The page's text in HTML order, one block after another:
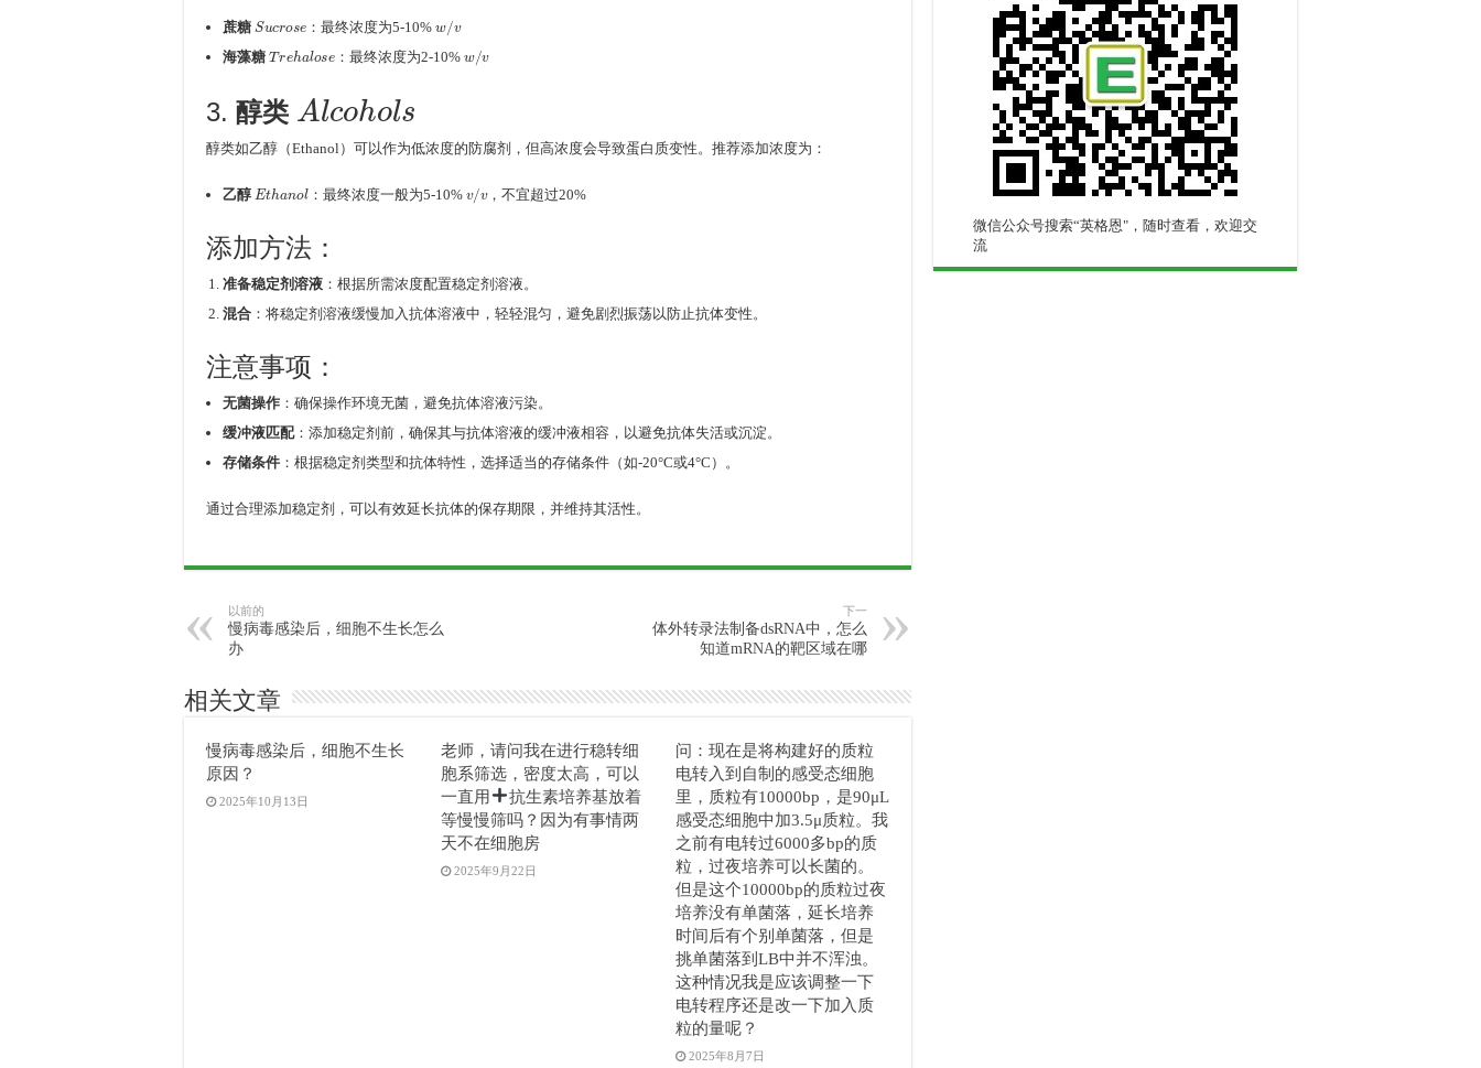
蔗糖 Su ：最终浓度为5-10% v
海藻糖 Tr h o ：最终浓度为2-10% v
3. 醇类
A lc oh o
醇类如乙醇（Ethanol）可以作为低浓度的防腐剂，但高浓度会导致蛋白质变性。推荐添加浓度为：
乙醇 Eth ：最终浓度一般为5-10% v ，不宜超过20%
添加方法：
准备稳定剂溶液 ：根据所需浓度配置稳定剂溶液。
混合 ：将稳定剂溶液缓慢加入抗体溶液中，轻轻混匀，避免剧烈振荡以防止抗体变性。
注意事项：
无菌操作 ：确保操作环境无菌，避免抗体溶液污染。
缓冲液匹配：添加稳定剂前，确保其与抗体溶液的缓冲液相容，以避免抗体失活或沉淀。
存储条件 ：根据稳定剂类型和抗体特性，选择适当的存储条件（如-20°C或4°C）。
通过合理添加稳定剂，可以有效延长抗体的保存期限，并维持其活性。
以前的
慢病毒感染后，细胞不生长怎么
办
下一
体外转录法制备dsRNA中，怎么
知道mRNA的靶区域在哪
相关文章
慢病毒感染后，细胞不生长
原因？
2025年10月13日
老师，请问我在进行稳转细
胞系筛选，密度太高，可以
一直用
抗生素培养基放着
等慢慢筛吗？因为有事情两
天不在细胞房
2025年9月22日
问：现在是将构建好的质粒
电转入到自制的感受态细胞
里，质粒有10000bp，是90μL
感受态细胞中加3.5μ质粒。我
之前有电转过6000多bp的质
粒，过夜培养可以长菌的。
但是这个10000bp的质粒过夜
培养没有单菌落，延长培养
时间后有个别单菌落，但是
挑单菌落到LB中并不浑浊。
这种情况我是应该调整一下
电转程序还是改一下加入质
粒的量呢？
2025年8月7日
微信公众号搜索“英格恩"，随时查看，欢迎交
流